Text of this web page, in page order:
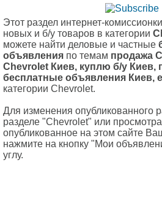
Этот раздел интернет-
новых и б/у товаров в категории
можете найти деловые и частные
объявления по темам продажа
Chevrolet Киев, куплю б/у Киев,
бесплатные объявления Киев,
категории Chevrolet.
Для изменения опубликованного
разделе "Chevrolet" или
опубликованное на этом сайте
нажмите на кнопку "Мои
углу.